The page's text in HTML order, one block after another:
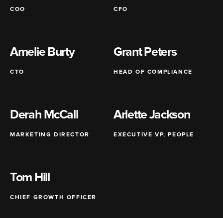
COO CFO
Amelie Burty
CTO
Grant Peters
HEAD OF COMPLIANCE
Derah McCall
MARKETING DIRECTOR
Arlette Jackson
EXECUTIVE VP, PEOPLE
Tom Hill
CHIEF GROWTH OFFICER